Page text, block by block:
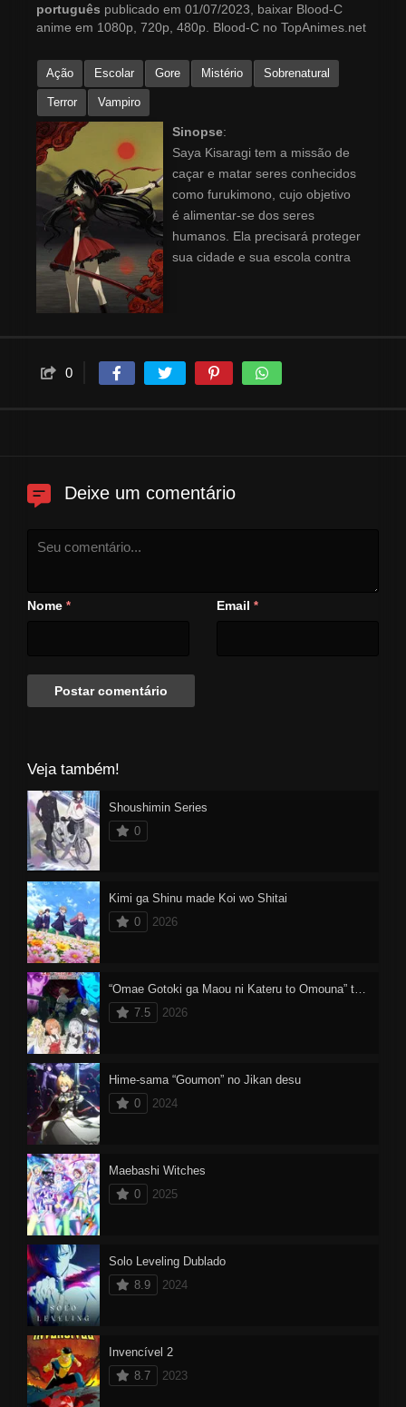
português publicado em 01/07/2023, baixar Blood-C
anime em 1080p, 720p, 480p. Blood-C no TopAnimes.net
Ação Escolar Gore Mistério Sobrenatural
Terror Vampiro
Sinopse:
Saya Kisaragi tem a missão de
caçar e matar seres conhecidos
como furukimono, cujo objetivo
é alimentar-se dos seres
humanos. Ela precisará proteger
sua cidade e sua escola contra
0
Deixe um comentário
Nome * Email *
Veja também!
Shoushimin Series
0
Kimi ga Shinu made Koi wo Shitai
0
2026
7.5
2026
Hime-sama “Goumon” no Jikan desu
0
2024
Maebashi Witches
0
2025
Solo Leveling Dublado
8.9
2024
Invencível 2
8.7
2023